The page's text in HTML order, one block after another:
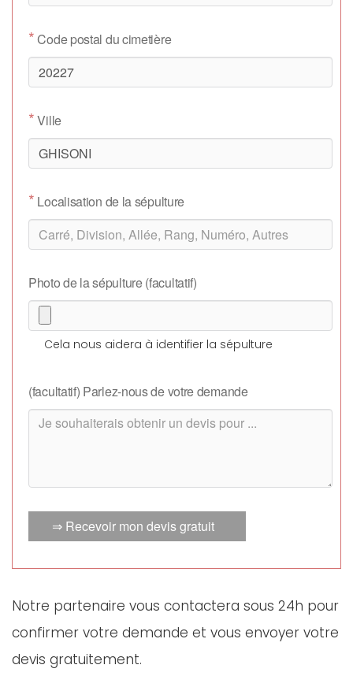
*Code postal du cimetière
*Ville
* Localisation de la sépulture
Photo de la sépulture (facultatif)
Cela nous aidera à identifier la sépulture
(facultatif) Parlez-nous de votre demande
⇒ Recevoir mon devis gratuit
Notre partenaire vous contactera sous 24h pour
confirmer votre demande et vous envoyer votre
devis gratuitement.